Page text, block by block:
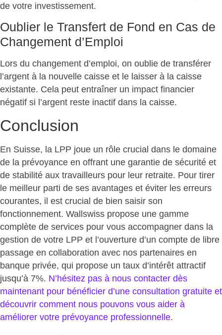
de votre investissement.
Oublier le Transfert de Fond en Cas de
Changement d’Emploi
Lors du changement d’emploi, on oublie de transférer
l’argent à la nouvelle caisse et le laisser à la caisse
existante. Cela peut entraîner un impact financier
négatif si l’argent reste inactif dans la caisse.
Conclusion
En Suisse, la LPP joue un rôle crucial dans le domaine
de la prévoyance en offrant une garantie de sécurité et
de stabilité aux travailleurs pour leur retraite. Pour tirer
le meilleur parti de ses avantages et éviter les erreurs
courantes, il est crucial de bien saisir son
fonctionnement. Wallswiss propose une gamme
complète de services pour vous accompagner dans la
gestion de votre LPP et l’ouverture d’un compte de libre
passage en collaboration avec nos partenaires en
banque privée, qui propose un taux d’intérêt attractif
jusqu’à 7%. N’hésitez pas à nous contacter dès
maintenant pour bénéficier d’une consultation gratuite et
découvrir comment nous pouvons vous aider à
améliorer votre prévoyance professionnelle.